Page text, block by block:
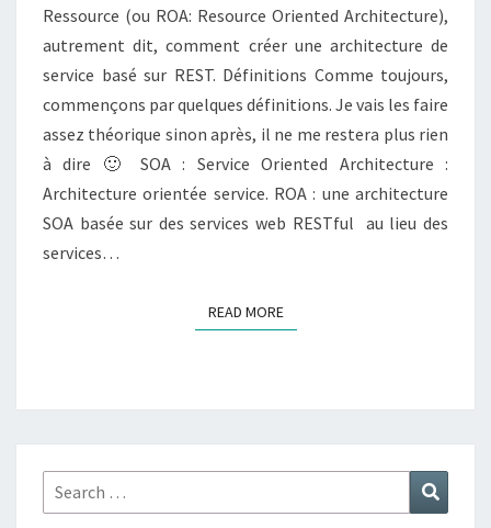
Ressource (ou ROA: Resource Oriented Architecture),
autrement dit, comment créer une architecture de
service basé sur REST. Définitions Comme toujours,
commençons par quelques définitions. Je vais les faire
assez théorique sinon après, il ne me restera plus rien
à dire 🙂 SOA : Service Oriented Architecture :
Architecture orientée service. ROA : une architecture
SOA basée sur des services web RESTful au lieu des
services…
READ MOREREAD MORE
Search
for: